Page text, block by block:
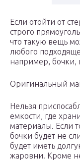
Если отойти от
строго
что такую вещь
любого
например, бочки,
Оригинальный
Нельзя
емкости, где
материалы. Если
бочки будет не
будет иметь
жаровни. Кроме